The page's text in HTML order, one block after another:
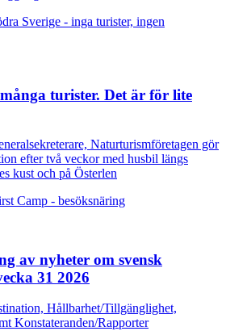
turister. Det är för lite
Naturturismföretagen gör
efter två veckor med husbil längs
kust och på Österlen
av nyheter om svensk
31 2026
Hållbarhet/Tillgänglighet,
Konstateranden/Rapporter